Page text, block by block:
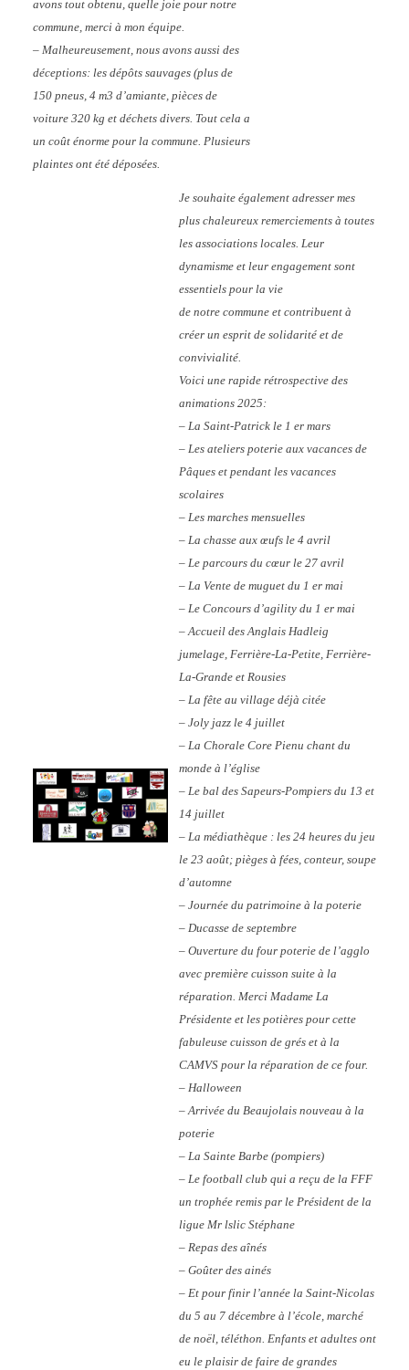
avons tout obtenu, quelle joie pour notre
commune, merci à mon équipe.
– Malheureusement, nous avons aussi des
déceptions: les dépôts sauvages (plus de
150 pneus, 4 m3 d’amiante, pièces de
voiture 320 kg et déchets divers. Tout cela a
un coût énorme pour la commune. Plusieurs
plaintes ont été déposées.
Je souhaite également adresser mes
plus chaleureux remerciements à toutes
les associations locales. Leur
dynamisme et leur engagement sont
essentiels pour la vie
de notre commune et contribuent à
créer un esprit de solidarité et de
convivialité.
Voici une rapide rétrospective des
animations 2025:
– La Saint-Patrick le 1 er mars
– Les ateliers poterie aux vacances de
Pâques et pendant les vacances
scolaires
– Les marches mensuelles
– La chasse aux œufs le 4 avril
– Le parcours du cœur le 27 avril
– La Vente de muguet du 1 er mai
– Le Concours d’agility du 1 er mai
– Accueil des Anglais Hadleig
jumelage, Ferrière-La-Petite, Ferrière-
La-Grande et Rousies
– La fête au village déjà citée
– Joly jazz le 4 juillet
– La Chorale Core Pienu chant du
monde à l’église
– Le bal des Sapeurs-Pompiers du 13 et
14 juillet
– La médiathèque : les 24 heures du jeu
le 23 août; pièges à fées, conteur, soupe
d’automne
– Journée du patrimoine à la poterie
– Ducasse de septembre
– Ouverture du four poterie de l’agglo
avec première cuisson suite à la
réparation. Merci Madame La
Présidente et les potières pour cette
fabuleuse cuisson de grés et à la
CAMVS pour la réparation de ce four.
– Halloween
– Arrivée du Beaujolais nouveau à la
poterie
– La Sainte Barbe (pompiers)
– Le football club qui a reçu de la FFF
un trophée remis par le Président de la
ligue Mr lslic Stéphane
– Repas des aînés
– Goûter des ainés
– Et pour finir l’année la Saint-Nicolas
du 5 au 7 décembre à l’école, marché
de noël, téléthon. Enfants et adultes ont
eu le plaisir de faire de grandes